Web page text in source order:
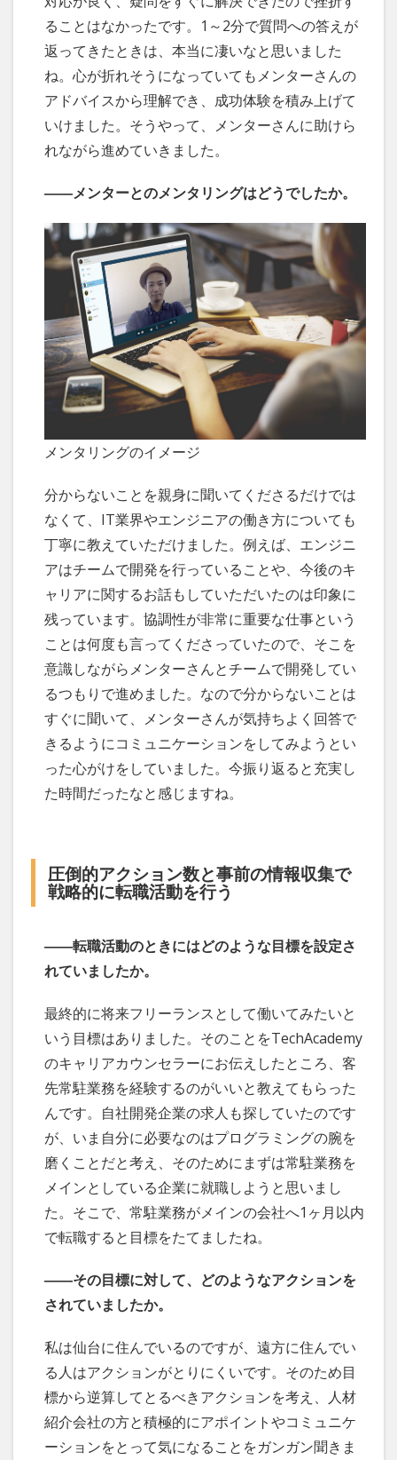
ることはなかったです。1～2分で質問への答えが
返ってきたときは、本当に凄いなと思いました
ね。心が折れそうになっていてもメンターさんの
アドバイスから理解でき、成功体験を積み上げて
いけました。そうやって、メンターさんに助けら
れながら進めていきました。
――メンターとのメンタリングはどうでしたか。
メンタリングのイメージ
分からないことを親身に聞いてくださるだけでは
なくて、IT業界やエンジニアの働き方についても
丁寧に教えていただけました。例えば、エンジニ
アはチームで開発を行っていることや、今後のキ
ャリアに関するお話もしていただいたのは印象に
残っています。協調性が非常に重要な仕事という
ことは何度も言ってくださっていたので、そこを
意識しながらメンターさんとチームで開発してい
るつもりで進めました。なので分からないことは
すぐに聞いて、メンターさんが気持ちよく回答で
きるようにコミュニケーションをしてみようとい
った心がけをしていました。今振り返ると充実し
た時間だったなと感じますね。
圧倒的アクション数と事前の情報収集で
戦略的に転職活動を行う
――転職活動のときにはどのような目標を設定さ
れていましたか。
最終的に将来フリーランスとして働いてみたいと
いう目標はありました。そのことをTechAcademy
のキャリアカウンセラーにお伝えしたところ、客
先常駐業務を経験するのがいいと教えてもらった
んです。自社開発企業の求人も探していたのです
が、いま自分に必要なのはプログラミングの腕を
磨くことだと考え、そのためにまずは常駐業務を
メインとしている企業に就職しようと思いまし
た。そこで、常駐業務がメインの会社へ1ヶ月以内
で転職すると目標をたてましたね。
――その目標に対して、どのようなアクションを
されていましたか。
私は仙台に住んでいるのですが、遠方に住んでい
る人はアクションがとりにくいです。そのため目
標から逆算してとるべきアクションを考え、人材
紹介会社の方と積極的にアポイントやコミュニケ
ーションをとって気になることをガンガン聞きま